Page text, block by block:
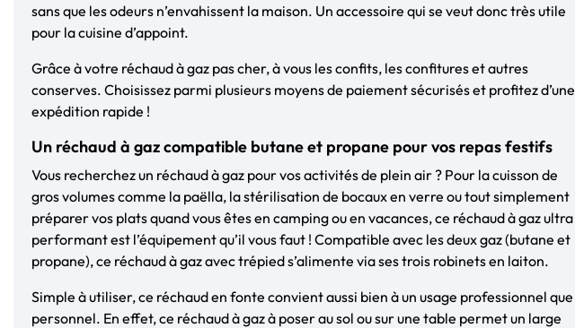
sans que les odeurs n’envahissent la maison. Un accessoire qui se veut donc très utile
pour la cuisine d’appoint.
Grâce à votre réchaud à gaz pas cher, à vous les confits, les confitures et autres
conserves. Choisissez parmi plusieurs moyens de paiement sécurisés et profitez d’une
expédition rapide !
Un réchaud à gaz compatible butane et propane pour vos repas festifs
Vous recherchez un réchaud à gaz pour vos activités de plein air ? Pour la cuisson de
gros volumes comme la paëlla, la stérilisation de bocaux en verre ou tout simplement
préparer vos plats quand vous êtes en camping ou en vacances, ce réchaud à gaz ultra
performant est l’équipement qu’il vous faut ! Compatible avec les deux gaz (butane et
propane), ce réchaud à gaz avec trépied s’alimente via ses trois robinets en laiton.
Simple à utiliser, ce réchaud en fonte convient aussi bien à un usage professionnel que
personnel. En effet, ce réchaud à gaz à poser au sol ou sur une table permet un large